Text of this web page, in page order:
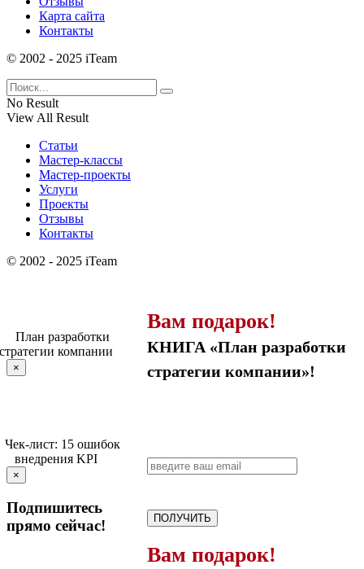
Карта сайта
Контакты
© 2002 - 2025 iTeam
No Result
View All Result
Статьи
Мастер-классы
Мастер-проекты
Услуги
Проекты
Отзывы
Контакты
© 2002 - 2025 iTeam
Вам подарок!
КНИГА «План разработки
стратегии компании»!
ПОЛУЧИТЬ
×
Вам подарок!
×
Подпишитесь
прямо сейчас!